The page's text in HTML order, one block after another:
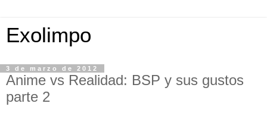
Exolimpo
3 de marzo de 2012
Anime vs Realidad: BSP y sus gustos
parte 2